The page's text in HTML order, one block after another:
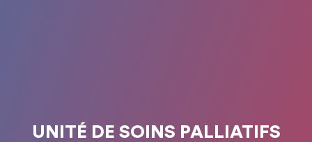
UNITÉ DE SOINS PALLIATIFS